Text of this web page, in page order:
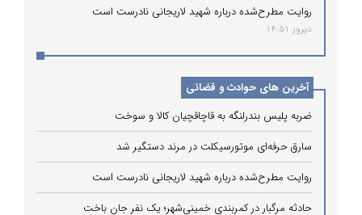
روایت مطرح‌شده درباره شهید لاریجانی نادرست است
دیروز 14:51
آخرین های حوادث و قضائی
ضربه پلیس بندرلنگه به قاچاقچیان کالا و سوخت
سارق حرفه‌ای موتورسیکلت در مرند دستگیر شد
روایت مطرح‌شده درباره شهید لاریجانی نادرست است
حادثه مرگبار در کمربندی خمینی‌شهر؛ یک نفر جان باخت